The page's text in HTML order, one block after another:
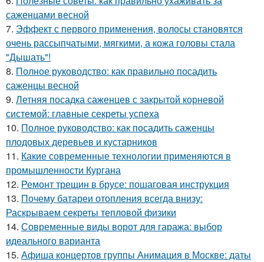
саженцами весной
7. Эффект с первого применения, волосы становятся
очень рассыпчатыми, мягкими, а кожа головы стала
"Дышать"!
8. Полное руководство: как правильно посадить
саженцы весной
9. Летняя посадка саженцев с закрытой корневой
системой: главные секреты успеха
10. Полное руководство: как посадить саженцы
плодовых деревьев и кустарников
11. Какие современные технологии применяются в
промышленности Кургана
12. Ремонт трещин в брусе: пошаговая инструкция
13. Почему батареи отопления всегда внизу:
Раскрываем секреты тепловой физики
14. Современные виды ворот для гаража: выбор
идеального варианта
15. Афиша концертов группы Анимация в Москве: даты